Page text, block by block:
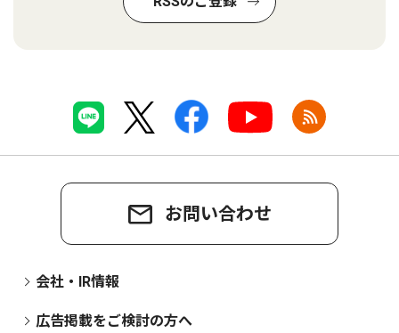
お問い合わせ
会社・IR情報
広告掲載をご検討の方へ